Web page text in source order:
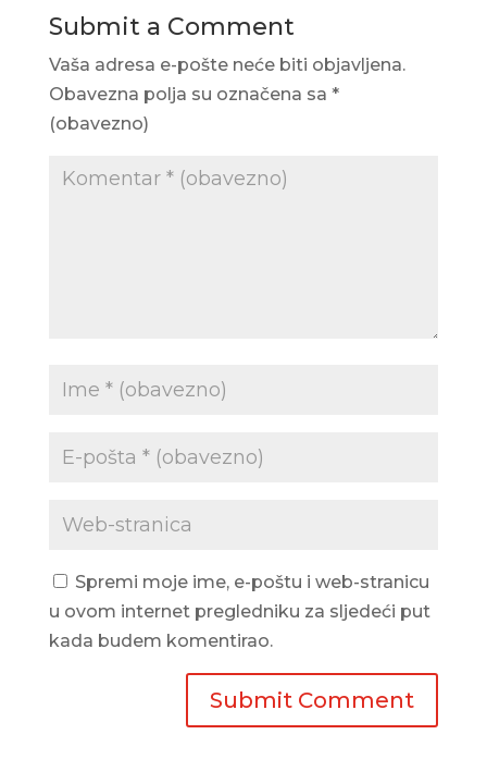
Submit a Comment
Vaša adresa e-pošte neće biti objavljena.
Obavezna polja su označena sa *
(obavezno)
Spremi moje ime, e-poštu i web-stranicu
u ovom internet pregledniku za sljedeći put
kada budem komentirao.